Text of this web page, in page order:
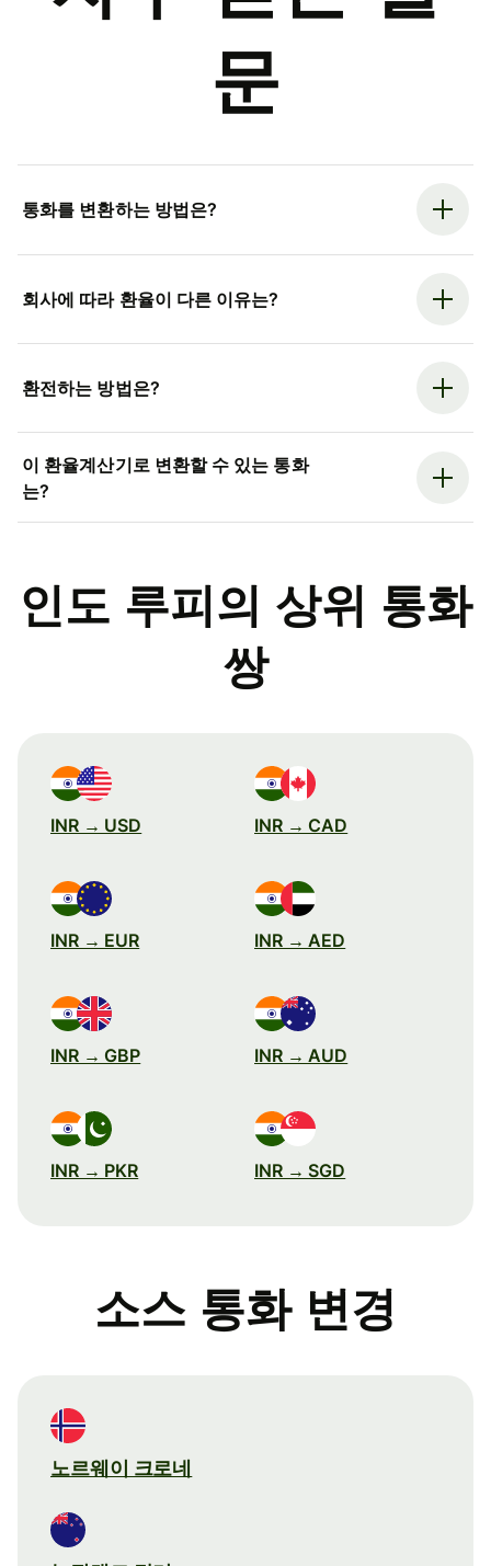
문
통화를 변환하는 방법은?
회사에 따라 환율이 다른 이유는?
환전하는 방법은?
이 환율계산기로 변환할 수 있는 통화
는?
인도 루피의 상위 통화
쌍
INR → USD INR → CAD
INR → EUR INR → AED
INR → GBP INR → AUD
INR → PKR INR → SGD
소스 통화 변경
노르웨이 크로네